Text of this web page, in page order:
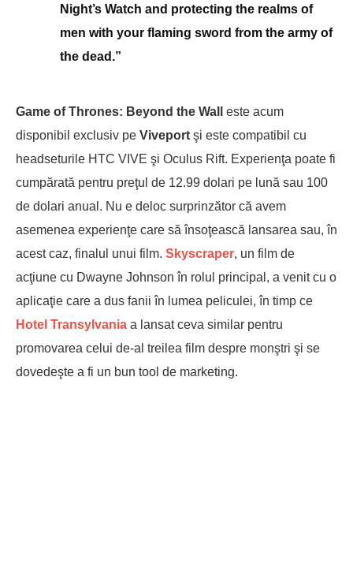
Night’s Watch and protecting the realms of
men with your flaming sword from the army of
the dead.”
Game of Thrones: Beyond the Wall
este acum
disponibil exclusiv pe Viveport şi este compatibil cu
headseturile HTC VIVE şi Oculus Rift. Experienţa poate fi
cumpărată pentru preţul de 12.99 dolari pe lună sau 100
de dolari anual. Nu e deloc surprinzător că avem
asemenea experienţe care să însoţească lansarea sau, în
acest caz, finalul unui film. Skyscraper, un film de
acţiune cu Dwayne Johnson în rolul principal, a venit cu o
aplicaţie care a dus fanii în lumea peliculei, în timp ce
Hotel Transylvania a lansat ceva similar pentru
promovarea celui de-al treilea film despre monştri şi se
dovedeşte a fi un bun tool de marketing.